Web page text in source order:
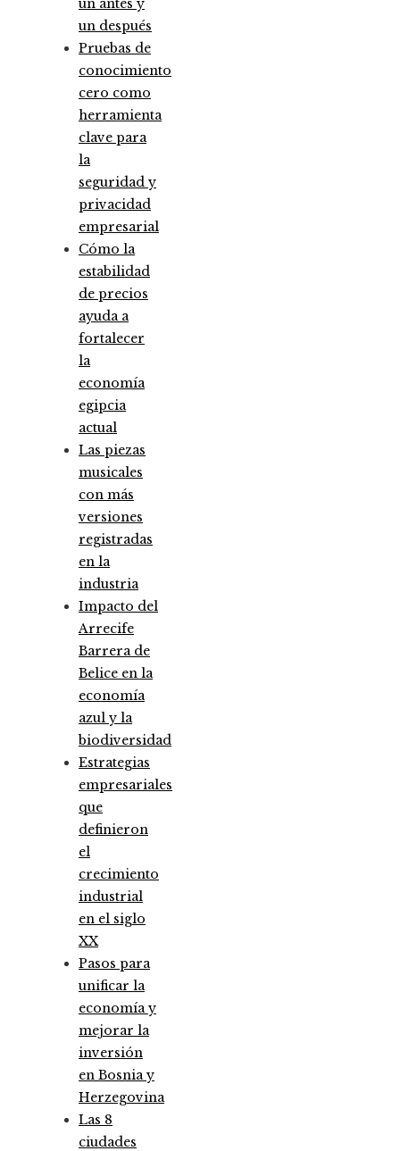
un después
Pruebas de
conocimiento
cero como
herramienta
clave para
la
seguridad y
privacidad
empresarial
Cómo la
estabilidad
de precios
ayuda a
fortalecer
la
economía
egipcia
actual
Las piezas
musicales
con más
versiones
registradas
en la
industria
Impacto del
Arrecife
Barrera de
Belice en la
economía
azul y la
biodiversidad
Estrategias
empresariales
que
definieron
el
crecimiento
industrial
en el siglo
XX
Pasos para
unificar la
economía y
mejorar la
inversión
en Bosnia y
Herzegovina
Las 8
ciudades